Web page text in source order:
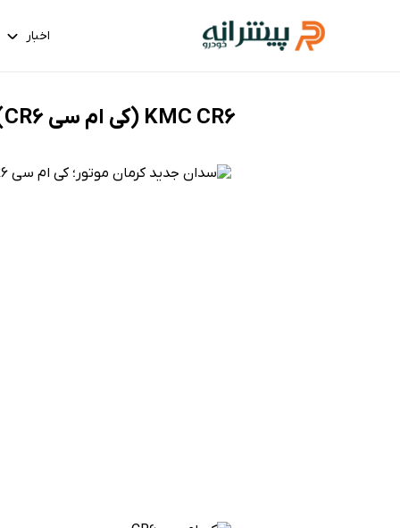
اخبار
KMC CR6 (کی ام سی CR6) بررسی مشخصات فنی و تصاویر